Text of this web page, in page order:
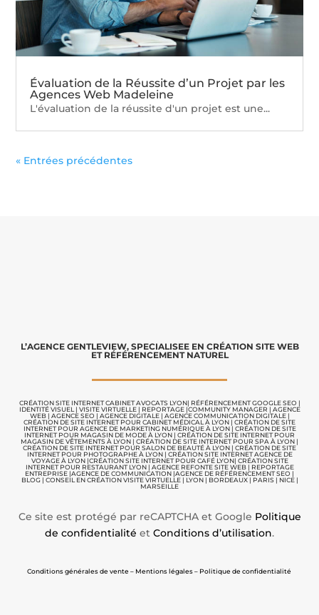
Évaluation de la Réussite d’un Projet par les
Agences Web Madeleine
L'évaluation de la réussite d'un projet est une...
« Entrées précédentes
L’AGENCE GENTLEVIEW, SPECIALISEE EN CRÉATION SITE WEB
ET RÉFÉRENCEMENT NATUREL
CRÉATION SITE INTERNET CABINET AVOCATS LYON| RÉFÉRENCEMENT GOOGLE SEO |
IDENTITÉ VISUEL | VISITE VIRTUELLE| REPORTAGE |COMMUNITY MANAGER | AGENCE
WEB| AGENCE SEO | AGENCE DIGITALE| AGENCE COMMUNICATIONDIGITALE |
CRÉATION DE SITE INTERNET POUR CABINET MÉDICAL À LYON | CRÉATION DE SITE
INTERNET POUR AGENCE DE MARKETING NUMÉRIQUE À LYON| CRÉATION DE SITE
INTERNET POUR MAGASIN DE MODE À LYON | CRÉATION DE SITE INTERNET POUR
MAGASIN DE VÊTEMENTS À LYON | CRÉATION DE SITE INTERNET POUR SPA À LYON |
CRÉATION DE SITE INTERNET POUR SALON DE BEAUTÉ À LYON | CRÉATION DE SITE
INTERNET POUR PHOTOGRAPHE À LYON| CRÉATION SITE INTERNET AGENCE DE
VOYAGE À LYON|CRÉATION SITE INTERNET POUR CAFÉ LYON| CRÉATION SITE
INTERNET POUR RESTAURANT LYON| AGENCE REFONTE SITE WEB| REPORTAGE
ENTREPRISE |AGENCE DE COMMUNICATION |AGENCE DE RÉFÉRENCEMENT SEO |
BLOG| CONSEIL EN CRÉATION VISITE VIRTUELLE| LYON | BORDEAUX | PARIS | NICE |
MARSEILLE
Ce site est protégé par reCAPTCHA et Google Politique
de confidentialité et Conditions d’utilisation.
Conditions générales de vente – Mentions légales – Politique de confidentialité